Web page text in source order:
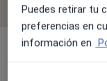
Puedes retirar tu
preferencias en
información en